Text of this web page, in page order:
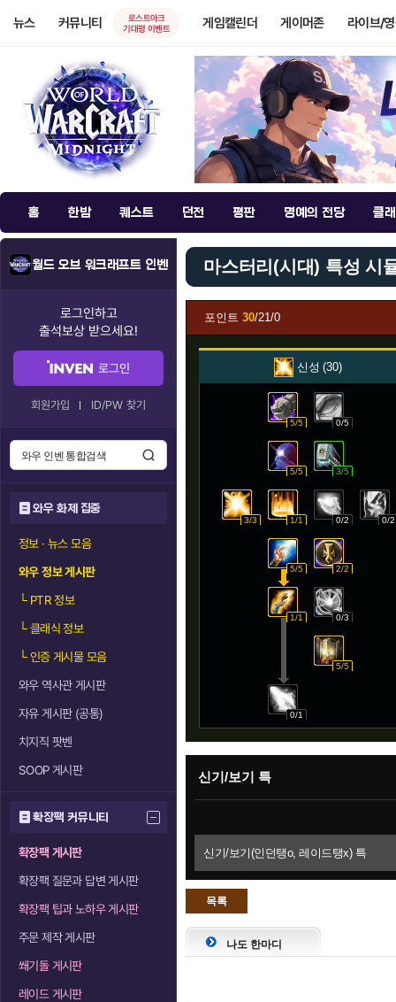
뉴스 커뮤니티
로스트아크
기대평 이벤트
게임캘린더 게이머존 라이브/
홈 한밤 퀘스트 던전 평판 명예의 전당 클
월드 오브 워크래프트 인벤
로그인하고
출석보상 받으세요!
로그인
회원가입 ID/PW 찾기
와우 화제 집중
정보 · 뉴스 모음
와우 정보 게시판
└PTR 정보
└클래식 정보
└인증 게시물 모음
와우 역사관 게시판
자유 게시판 (공통)
치지직 팟벤
SOOP 게시판
확장팩 커뮤니티
확장팩 게시판
확장팩 질문과 답변 게시판
확장팩 팁과 노하우 게시판
주문 제작 게시판
쐐기돌 게시판
레이드 게시판
마스터리(시대) 특성 시
포인트 30/21/0
신성 30
5/5 0/5
5/5 3/5
3/3 1/1 0/2 0/2
5/5 2/2
1/1 0/3
5/5
0/1
신기/보기 특
신기/보기(인던탱o, 레이드탱x) 특
목록
으로
나도 한마디